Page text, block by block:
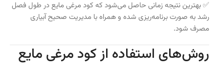
✅ بهترین نتیجه زمانی حاصل می‌شود که کود مرغی مایع در طول فصل
رشد به صورت برنامه‌ریزی شده و همراه با مدیریت صحیح آبیاری
مصرف شود.
روش‌های استفاده از کود مرغی مایع